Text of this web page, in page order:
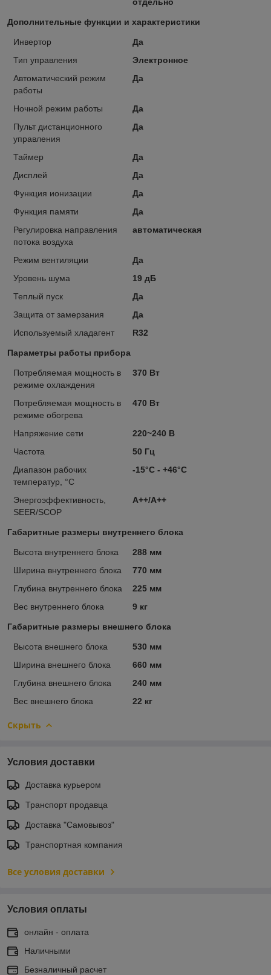
Дополнительные функции и характеристики
Инвертор
Да
Тип управления
Электронное
Автоматический режим
работы
Да
Ночной режим работы
Да
Пульт дистанционного
управления
Да
Таймер
Да
Дисплей
Да
Функция ионизации
Да
Функция памяти
Да
Регулировка направления
потока воздуха
автоматическая
Режим вентиляции
Да
Уровень шума
19 дБ
Теплый пуск
Да
Защита от замерзания
Да
Используемый хладагент
R32
Параметры работы прибора
Потребляемая мощность в
режиме охлаждения
370 Вт
Потребляемая мощность в
режиме обогрева
470 Вт
Напряжение сети
220~240 В
Частота
50 Гц
Диапазон рабочих
температур, °C
-15°С - +46°С
Энергоэффективность,
SEER/SCOP
А++/А++
Габаритные размеры внутреннего блока
Высота внутреннего блока
288 мм
Ширина внутреннего блока
770 мм
Глубина внутреннего блока
225 мм
Вес внутреннего блока
9 кг
Габаритные размеры внешнего блока
Высота внешнего блока
530 мм
Ширина внешнего блока
660 мм
Глубина внешнего блока
240 мм
Вес внешнего блока
22 кг
Скрыть
Условия доставки
Доставка курьером
Транспорт продавца
Доставка "Самовывоз"
Транспортная компания
Все условия доставки
Условия оплаты
онлайн - оплата
Наличными
Безналичный расчет